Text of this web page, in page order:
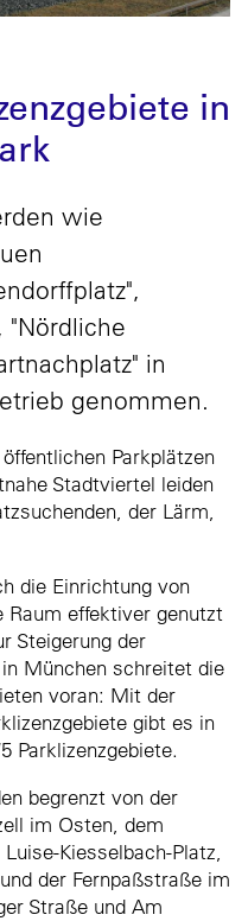
in
wie
"Nördliche
in
genommen.
Parkplätzen
Stadtviertel leiden
der Lärm,
die Einrichtung von
Raum effektiver genutzt
Steigerung der
München schreitet die
voran: Mit der
gibt es in
Parklizenzgebiete.
begrenzt von der
im Osten, dem
Kiesselbach-Platz,
der Fernpaßstraße im
Straße und Am